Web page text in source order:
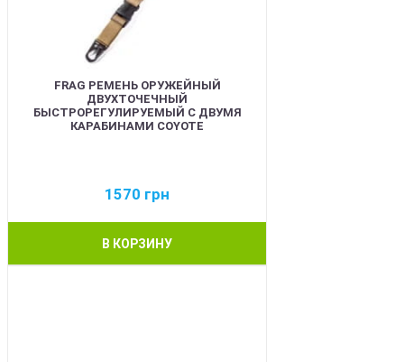
FRAG РЕМЕНЬ ОРУЖЕЙНЫЙ
ДВУХТОЧЕЧНЫЙ
БЫСТРОРЕГУЛИРУЕМЫЙ С ДВУМЯ
КАРАБИНАМИ COYOTE
1570 грн
В КОРЗИНУ